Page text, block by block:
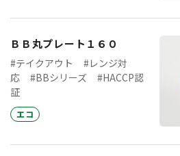
ＢＢ丸プレート１６０
#テイクアウト
#レンジ対
応
#BBシリーズ
#HACCP認
証
エコ